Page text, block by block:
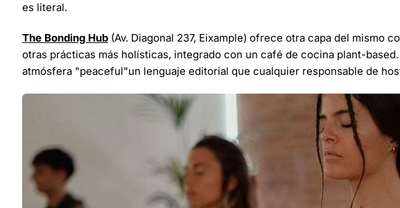
es literal.
The Bonding Hub (Av. Diagonal 237, Eixample) ofrece otra capa del mismo
otras prácticas más holísticas, integrado con un café de cocina plant-
atmósfera "peaceful"un lenguaje editorial que cualquier responsable de